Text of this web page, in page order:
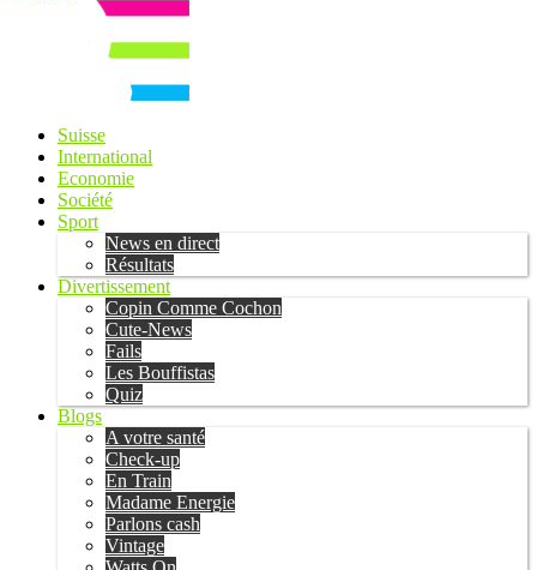
Suisse
International
Economie
Société
Sport
News en direct
Résultats
Divertissement
Copin Comme Cochon
Cute-News
Fails
Les Bouffistas
Quiz
Blogs
A votre santé
Check-up
En Train
Madame Energie
Parlons cash
Vintage